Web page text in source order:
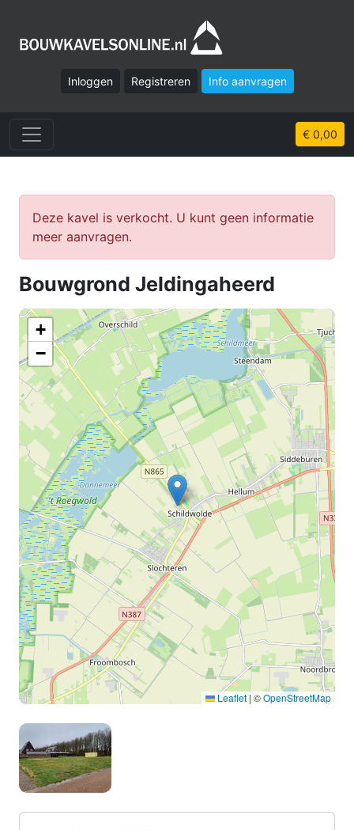
Inloggen Registreren Info aanvragen
€ 0,00
Deze kavel is verkocht. U kunt geen informatie
meer aanvragen.
Bouwgrond Jeldingaheerd
+
−
Leaflet | ©OpenStreetMap